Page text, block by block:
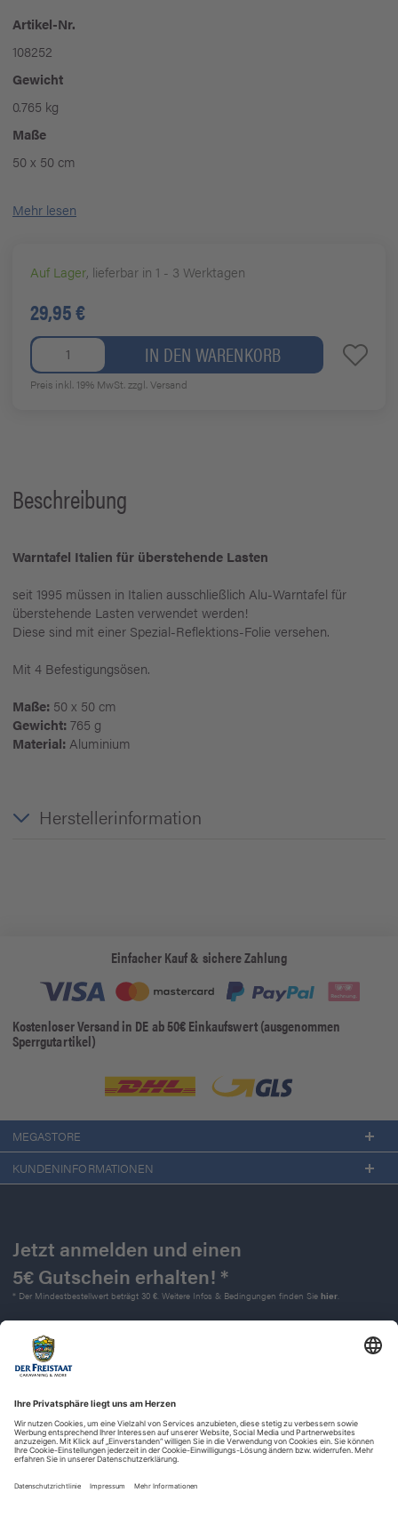
Artikel-Nr.
108252
Gewicht
0.765 kg
Maße
50 x 50 cm
Mehr lesen
Auf Lager, lieferbar in 1 - 3 Werktagen
29,95 €
IN DEN WARENKORB
Preis inkl. 19% MwSt.zzgl. Versand
Beschreibung
Warntafel Italien für überstehende Lasten
seit 1995 müssen in Italien ausschließlich Alu-Warntafel für
überstehende Lasten verwendet werden!
Diese sind mit einer Spezial-Reflektions-Folie versehen.
Mit 4 Befestigungsösen.
Maße: 50 x 50 cm
Gewicht: 765 g
Material: Aluminium
Herstellerinformation
Einfacher Kauf & sichere Zahlung
Kostenloser Versand in DE ab 50€ Einkaufswert (ausgenommen
Sperrgutartikel)
MEGASTORE
KUNDENINFORMATIONEN
Jetzt anmelden und einen
5€ Gutschein erhalten! *
* Der Mindestbestellwert beträgt 30 €. Weitere Infos & Bedingungen finden Sie hier.